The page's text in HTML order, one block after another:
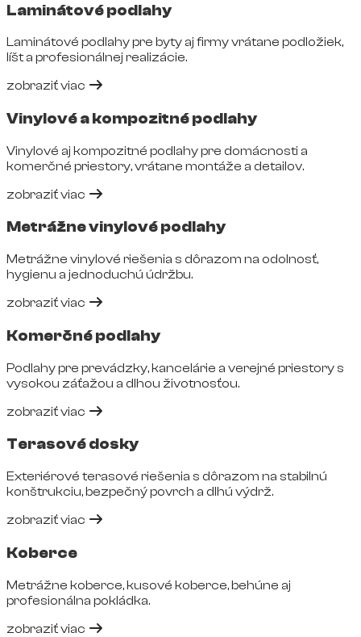
Laminátové podlahy
Laminátové podlahy pre byty aj firmy vrátane podložiek,
líšt a profesionálnej realizácie.
zobraziť viac
Vinylové a kompozitné podlahy
Vinylové aj kompozitné podlahy pre domácnosti a
komerčné priestory, vrátane montáže a detailov.
zobraziť viac
Metrážne vinylové podlahy
Metrážne vinylové riešenia s dôrazom na odolnosť,
hygienu a jednoduchú údržbu.
zobraziť viac
Komerčné podlahy
Podlahy pre prevádzky, kancelárie a verejné priestory s
vysokou záťažou a dlhou životnosťou.
zobraziť viac
Terasové dosky
Exteriérové terasové riešenia s dôrazom na stabilnú
konštrukciu, bezpečný povrch a dlhú výdrž.
zobraziť viac
Koberce
Metrážne koberce, kusové koberce, behúne aj
profesionálna pokládka.
zobraziť viac